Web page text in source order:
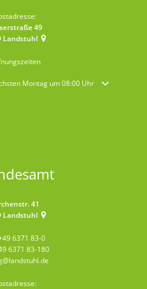
49
Landstuhl
oder Schließzeiten auszublenden
Montag um 08:00 Uhr
41
Landstuhl
6371 83-0
6371 83-180